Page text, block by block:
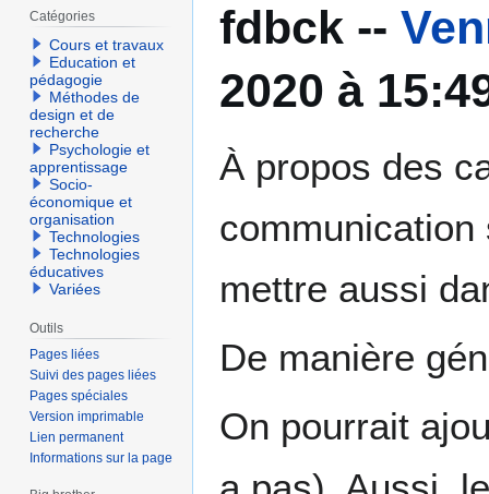
à
la
à
la
fdbck --
2020 à
À propos des
mettre aussi
De manière
On pourrait
Catégories
Cours et travaux
Education et
pédagogie
Méthodes de
design et de
recherche
Psychologie et
apprentissage
Socio-
économique et
organisation
Technologies
Technologies
éducatives
Variées
Outils
Pages liées
Suivi des pages liées
Pages spéciales
Version imprimable
Lien permanent
Informations sur la page